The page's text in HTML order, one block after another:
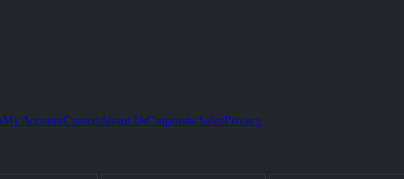
My AccountCareersAbout UsCorporate SalesPrivacy